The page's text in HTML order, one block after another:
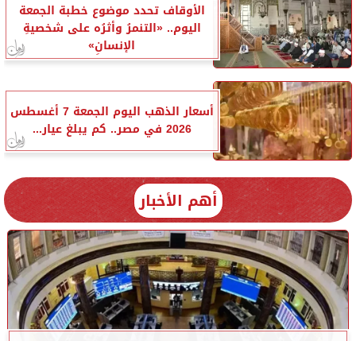
الأوقاف تحدد موضوع خطبة الجمعة
اليوم.. «التنمرُ وأثرُه على شخصيةِ
الإنسانِ»
أسعار الذهب اليوم الجمعة 7 أغسطس
2026 في مصر.. كم يبلغ عيار...
أهم الأخبار